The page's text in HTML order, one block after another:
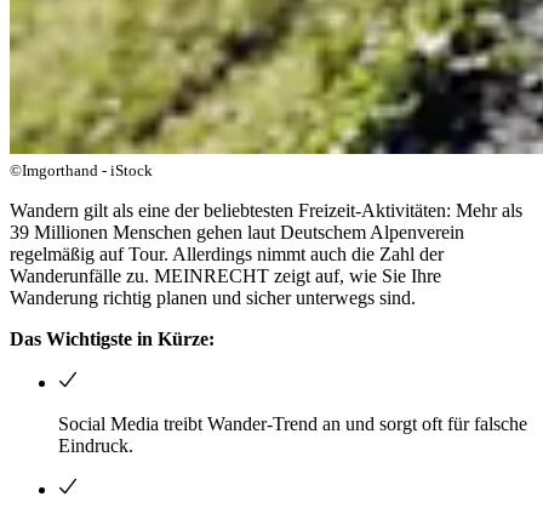
©Imgorthand - iStock
Wandern gilt als eine der beliebtesten Freizeit-Aktivitäten: Mehr als
39 Millionen Menschen gehen laut Deutschem Alpenverein
regelmäßig auf Tour. Allerdings nimmt auch die Zahl der
Wanderunfälle zu. MEINRECHT zeigt auf, wie Sie Ihre
Wanderung richtig planen und sicher unterwegs sind.
Das Wichtigste in Kürze:
Social Media treibt Wander-Trend an und sorgt oft für falsche
Eindruck.